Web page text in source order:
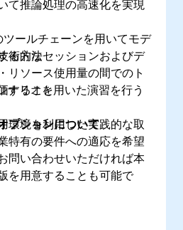
て推論処理の高速化を実現
ールチェーンを用いてモデ
る方法
リソース使用量の間でのト
すること
術的なセッションおよびデ
ナリオを用いた演習を行う
環境を利用した実践的な取
プションについて
特有の要件への適応を希望
問い合わせいただければ本
を用意することも可能で